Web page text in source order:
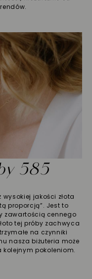
585
jakości złota
proporcją”. Jest to
zawartością cennego
tej próby zachwyca
na czynniki
nasza biżuteria może
kolejnym pokoleniom.